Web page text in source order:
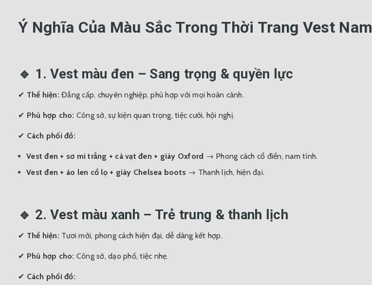
Ý Nghĩa Của Màu Sắc Trong Thời Trang Vest Nam
🔹 1. Vest màu đen – Sang trọng & quyền lực
✔ Thể hiện: Đẳng cấp, chuyên nghiệp, phù hợp với mọi hoàn cảnh.
✔ Phù hợp cho: Công sở, sự kiện quan trọng, tiệc cưới, hội nghị.
✔ Cách phối đồ:
Vest đen + sơ mi trắng + cà vạt đen + giày Oxford → Phong cách cổ điển, nam tính.
Vest đen + áo len cổ lọ + giày Chelsea boots → Thanh lịch, hiện đại.
🔹 2. Vest màu xanh – Trẻ trung & thanh lịch
✔ Thể hiện: Tươi mới, phong cách hiện đại, dễ dàng kết hợp.
✔ Phù hợp cho: Công sở, dạo phố, tiệc nhẹ.
✔ Cách phối đồ: